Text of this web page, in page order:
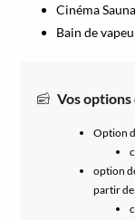
Cinéma Sauna
Bain de
Vos
Option
option
partir de